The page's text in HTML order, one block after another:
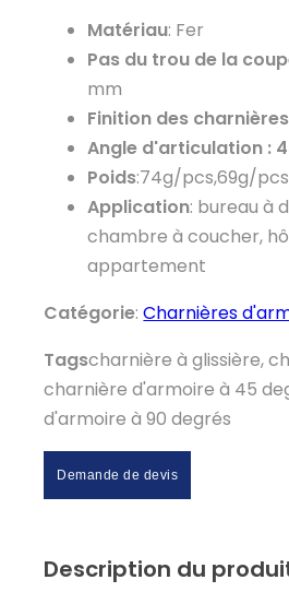
Matériau: Fer
Pas du trou de la
mm
Finition des charnières
Angle d'articulation :
Poids:74g/pcs,69g/
Application: bureau à
chambre à coucher,
appartement
Catégorie:Charnières
Tagscharnière à glissière,
charnière d'armoire à 45
d'armoire à 90 degrés
Demande de devis
Description du